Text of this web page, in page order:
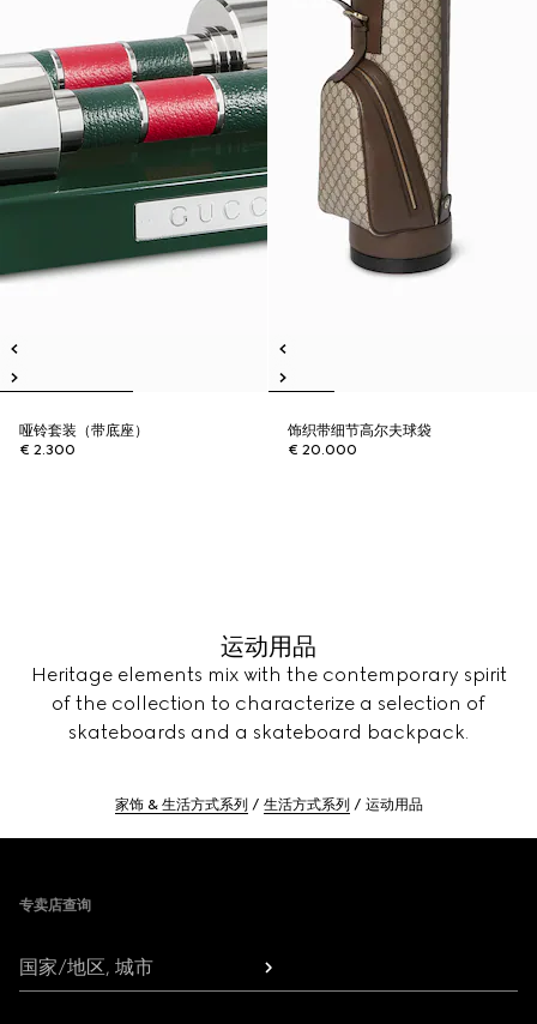
哑铃套装（带底座）
€ 2.300
饰织带细节高尔夫球袋
€ 20.000
运动用品
Heritage elements mix with the contemporary spirit
of the collection to characterize a selection of
skateboards and a skateboard backpack.
家饰 & 生活方式系列 生活方式系列 运动用品
专卖店查询
国家/地区, 城市